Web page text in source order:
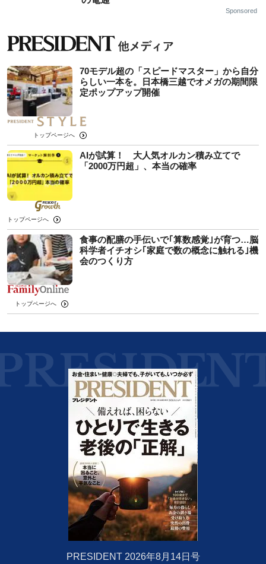
Sponsored
70モデル超の「スピードマスター」から自分
らしい一本を。日本橋三越でオメガの期間限
定ポップアップ開催
トップページへ
AIが試算！ 大人気オルカン積み立てで
「2000万円超」、本当の確率
トップページへ
食事の配膳の手伝いで｢算数感覚｣が育つ…脳
科学者イチオシ｢家庭で数の概念に触れる｣機
会のつくり方
トップページへ
PRESIDENT 2026年8月14日号